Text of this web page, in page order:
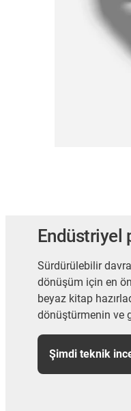
Endüstriyel
Sürdürülebilir
dönüşüm için en
beyaz kitap
dönüştürmenin ve
Şimdi teknik